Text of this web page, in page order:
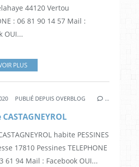
44120 Vertou
: 06 81 90 14 57 Mail :
OUI...
PLUS
PUBLIÉ DEPUIS OVERBLOG …
habite PESSINES
17810 Pessines TELEPHONE
61 94 Mail : Facebook OUI...